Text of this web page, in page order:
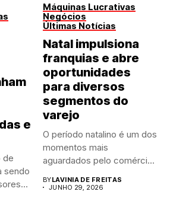
e
de
sendo
Máquinas Lucrativas
Negócios
Últimas Notícias
Natal impulsiona
franquias e abre
oportunidades
para diversos
segmentos do
varejo
O período natalino é um dos
momentos mais
aguardados pelo comércio
BYLAVINIA DE FREITAS
JUNHO 29, 2026